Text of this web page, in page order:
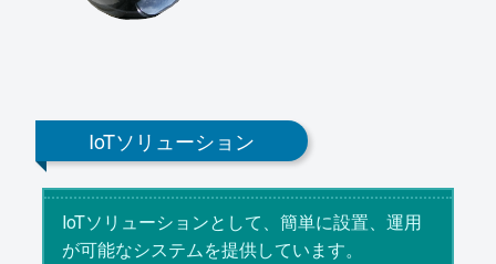
IoTソリューション
IoTソリューションとして、簡単に設置、運用
が可能なシステムを提供しています。